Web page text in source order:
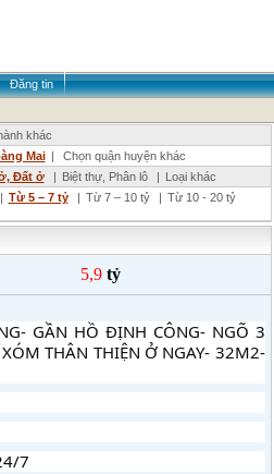
Đăng tin
khác
Mai |
Chọn quận huyện khác
Đất ở | Biệt thự, Phân lô | Loại khác
| Từ 5 – 7 tỷ | Từ 7 – 10 tỷ | Từ 10 - 20 tỷ
5,9 tỷ
GẦN HỒ ĐỊNH CÔNG- NGÕ 3
THÂN THIỆN Ở NGAY- 32M2-
7